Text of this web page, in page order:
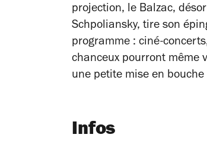
projection, le Balzac,
Schpoliansky, tire son
programme : ciné-
chanceux pourront même
une petite mise en
Infos